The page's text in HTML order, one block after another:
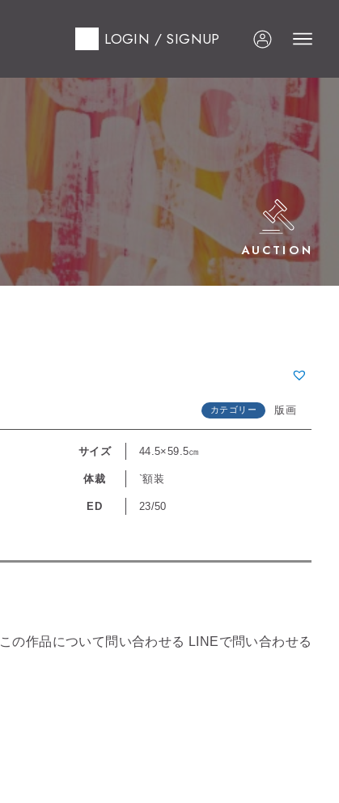
LOGIN / SIGNUP
AUCTION
カテゴリー 版画
サイズ 44.5×59.5㎝
体裁 `額装
ED 23/50
この作品について問い合わせる LINEで問い合わせる